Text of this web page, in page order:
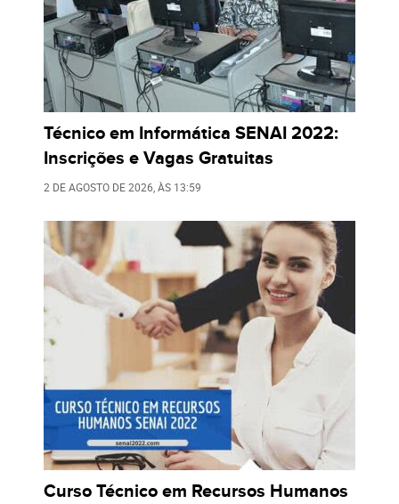
Técnico em Informática SENAI 2022:
Inscrições e Vagas Gratuitas
2 DE AGOSTO DE 2026 , ÀS 13:59
Curso Técnico em Recursos Humanos